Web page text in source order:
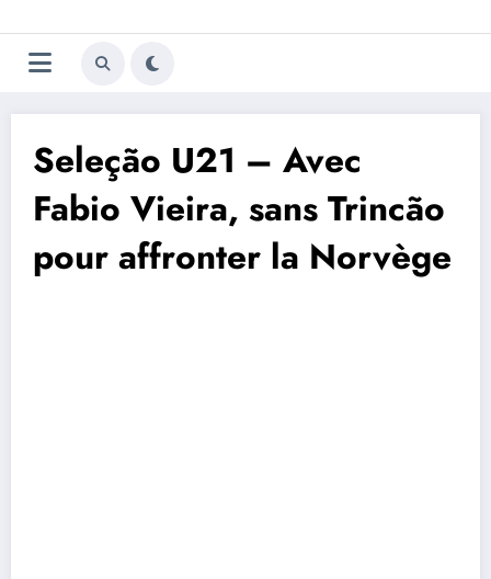
au
contenu
Trivela
L'actualité du football
Seleção U21 – Avec
Fabio Vieira, sans Trincão
pour affronter la Norvège